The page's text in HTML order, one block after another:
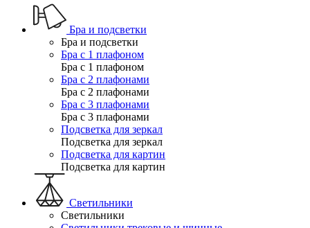
Бра и подсветки
Бра и подсветки
Бра с 1 плафоном
Бра с 1 плафоном
Бра с 2 плафонами
Бра с 2 плафонами
Бра с 3 плафонами
Бра с 3 плафонами
Подсветка для зеркал
Подсветка для зеркал
Подсветка для картин
Подсветка для картин
Светильники
Светильники